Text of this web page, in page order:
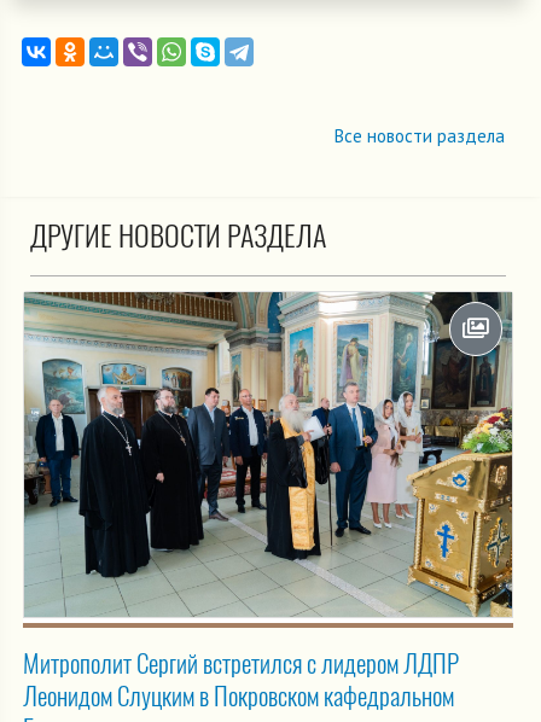
Все новости раздела
ДРУГИЕ НОВОСТИ РАЗДЕЛА
Митрополит Сергий встретился с лидером ЛДПР
Леонидом Слуцким в Покровском кафедральном